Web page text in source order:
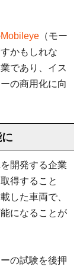
Mobileye （モー
かもしれな
であり、イス
の商用化に向
開発する企業
得すること
した車両で、
になることが
の試験を後押